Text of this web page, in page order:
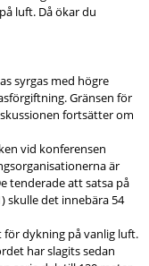
luft. Då ökar du
syrgas med högre
Gränsen för
fortsätter om
vid konferensen
är
tenderade att satsa på
skulle det innebära 54
för dykning på vanlig luft.
har slagits sedan